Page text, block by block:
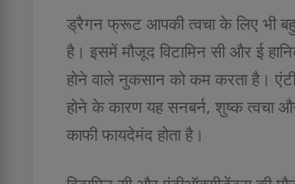
ड्रैगन फ्रूट आपकी त्वचा के लिए भी
है। इसमें मौजूद विटामिन सी और ई
होने वाले नुकसान को कम करता है।
होने के कारण यह सनबर्न, शुष्क त्वचा
काफी फायदेमंद होता है।